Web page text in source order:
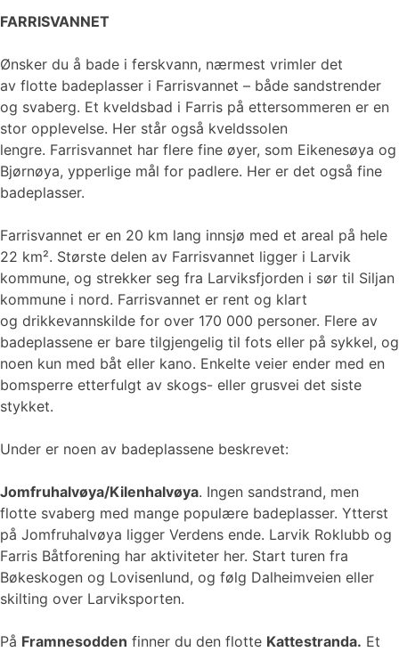
FARRISVANNET
Ønsker du å bade i ferskvann, nærmest vrimler det
av flotte badeplasser i Farrisvannet – både sandstrender
og svaberg. Et kveldsbad i Farris på ettersommeren er en
stor opplevelse. Her står også kveldssolen
lengre. Farrisvannet har flere fine øyer, som Eikenesøya og
Bjørnøya, ypperlige mål for padlere. Her er det også fine
badeplasser.
Farrisvannet er en 20 km lang innsjø med et areal på hele
22 km². Største delen av Farrisvannet ligger i Larvik
kommune, og strekker seg fra Larviksfjorden i sør til Siljan
kommune i nord. Farrisvannet er rent og klart
og drikkevannskilde for over 170 000 personer. Flere av
badeplassene er bare tilgjengelig til fots eller på sykkel, og
noen kun med båt eller kano. Enkelte veier ender med en
bomsperre etterfulgt av skogs- eller grusvei det siste
stykket.
Under er noen av badeplassene beskrevet:
Jomfruhalvøya/Kilenhalvøya. Ingen sandstrand, men
flotte svaberg med mange populære badeplasser. Ytterst
på Jomfruhalvøya ligger Verdens ende. Larvik Roklubb og
Farris Båtforening har aktiviteter her. Start turen fra
Bøkeskogen og Lovisenlund, og følg Dalheimveien eller
skilting over Larviksporten. ​​
På Framnesodden finner du den flotte Kattestranda. Et